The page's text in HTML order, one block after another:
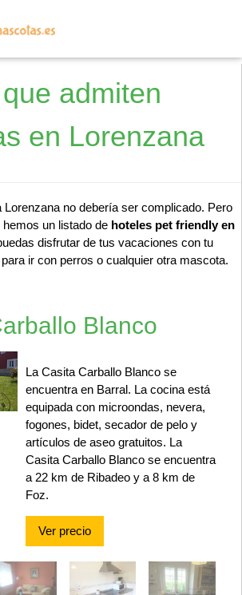
admiten
en Lorenzana
no debería ser complicado. Pero
un listado de hoteles pet friendly en
disfrutar de tus vacaciones con tu
ir con perros o cualquier otra mascota.
Blanco
La Casita Carballo Blanco se
encuentra en Barral. La cocina está
equipada con microondas, nevera,
fogones, bidet, secador de pelo y
artículos de aseo gratuitos. La
Casita Carballo Blanco se encuentra
a 22 km de Ribadeo y a 8 km de
Foz.
Ver precio